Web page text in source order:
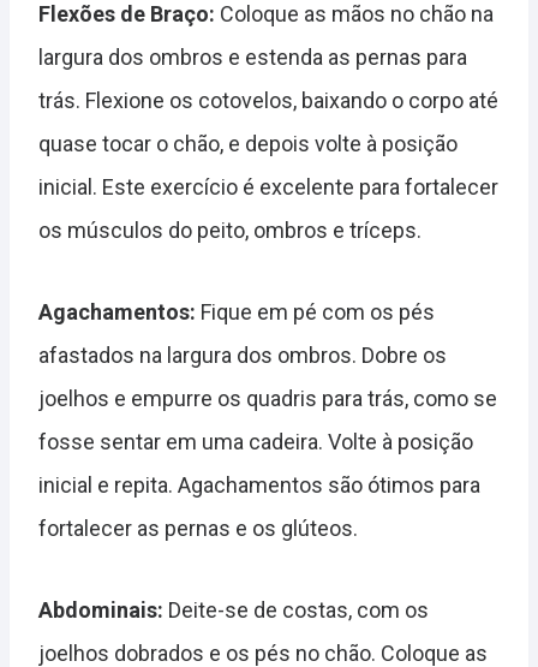
Flexões de Braço: Coloque as mãos no chão na
largura dos ombros e estenda as pernas para
trás. Flexione os cotovelos, baixando o corpo até
quase tocar o chão, e depois volte à posição
inicial. Este exercício é excelente para fortalecer
os músculos do peito, ombros e tríceps.
Agachamentos: Fique em pé com os pés
afastados na largura dos ombros. Dobre os
joelhos e empurre os quadris para trás, como se
fosse sentar em uma cadeira. Volte à posição
inicial e repita. Agachamentos são ótimos para
fortalecer as pernas e os glúteos.
Abdominais: Deite-se de costas, com os
joelhos dobrados e os pés no chão. Coloque as